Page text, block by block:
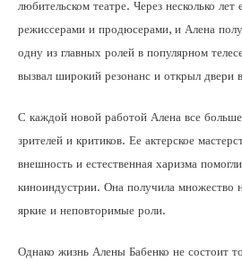
любительском театре. Через несколько лет
режиссерами и продюсерами, и Алена
одну из главных ролей в популярном
вызвал широкий резонанс и открыл двери
С каждой новой работой Алена все больше
зрителей и критиков. Ее актерское
внешность и естественная харизма
киноиндустрии. Она получила множество
яркие и неповторимые роли.
Однако жизнь Алены Бабенко не состоит